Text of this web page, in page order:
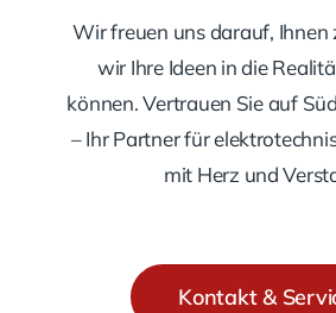
Wir freuen uns darauf, Ihnen
wir Ihre Ideen in die
können. Vertrauen Sie auf
– Ihr Partner für
mit Herz und
Kontakt &